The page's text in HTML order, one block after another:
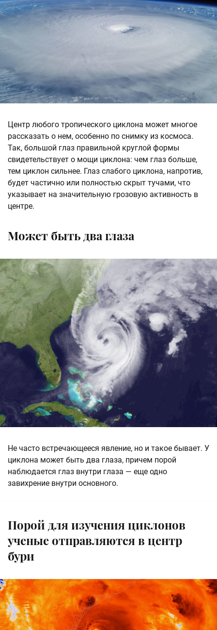
Центр любого тропического циклона может многое
рассказать о нем, особенно по снимку из космоса.
Так, большой глаз правильной круглой формы
свидетельствует о мощи циклона: чем глаз больше,
тем циклон сильнее. Глаз слабого циклона, напротив,
будет частично или полностью скрыт тучами, что
указывает на значительную грозовую активность в
центре.
Может быть два глаза
Не часто встречающееся явление, но и такое бывает. У
циклона может быть два глаза, причем порой
наблюдается глаз внутри глаза — еще одно
завихрение внутри основного.
Порой для изучения циклонов
ученые отправляются в центр
бури